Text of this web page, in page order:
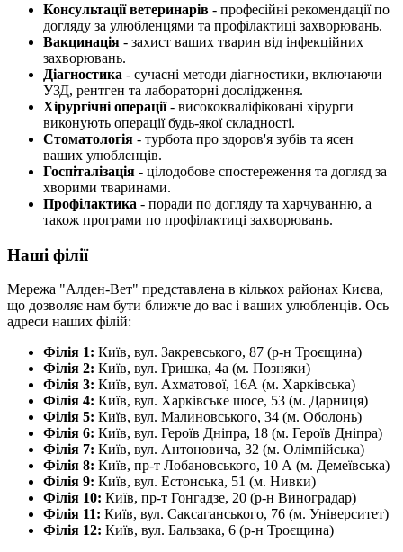
Консультації ветеринарів - професійні рекомендації по
догляду за улюбленцями та профілактиці захворювань.
Вакцинація - захист ваших тварин від інфекційних
захворювань.
Діагностика - сучасні методи діагностики, включаючи
УЗД, рентген та лабораторні дослідження.
Хірургічні операції- висококваліфіковані хірурги
виконують операції будь-якої складності.
Стоматологія - турбота про здоров'я зубів та ясен
ваших улюбленців.
Госпіталізація - цілодобове спостереження та догляд за
хворими тваринами.
Профілактика - поради по догляду та харчуванню, а
також програми по профілактиці захворювань.
Наші філії
Мережа "Алден-Вет" представлена в кількох районах Києва,
що дозволяє нам бути ближче до вас і ваших улюбленців. Ось
адреси наших філій:
Філія 1: Київ, вул. Закревського, 87 (р-н Троєщина)
Філія 2: Київ, вул. Гришка, 4а (м. Позняки)
Філія 3: Київ, вул. Ахматової, 16А (м. Харківська)
Філія 4: Київ, вул. Харківське шосе, 53 (м. Дарниця)
Філія 5: Київ, вул. Малиновського, 34 (м. Оболонь)
Філія 6: Київ, вул. Героїв Дніпра, 18 (м. Героїв Дніпра)
Філія 7: Київ, вул. Антоновича, 32 (м. Олімпійська)
Філія 8: Київ, пр-т Лобановського, 10 А (м. Демеївська)
Філія 9: Київ, вул. Естонська, 51 (м. Нивки)
Філія 10: Київ, пр-т Гонгадзе, 20 (р-н Виноградар)
Філія 11: Київ, вул. Саксаганського, 76 (м. Університет)
Філія 12: Київ, вул. Бальзака, 6 (р-н Троєщина)